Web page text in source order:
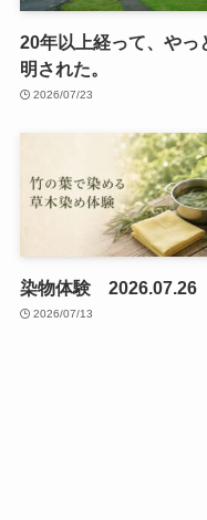
20年以上経って、やっ
明された。
2026/07/23
染物体験 2026.07.26
2026/07/13